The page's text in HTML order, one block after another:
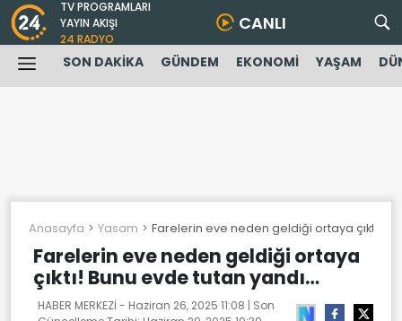
TV PROGRAMLARI
YAYIN AKIŞI
24 RADYO
CANLI
SON DAKİKA GÜNDEM EKONOMİ YAŞAM
Anasayfa Yasam Farelerin eve neden geldiği ortaya çıktı!
Farelerin eve neden geldiği ortaya
çıktı! Bunu evde tutan yandı…
HABER MERKEZİ - Haziran 26, 2025 11:08 | Son